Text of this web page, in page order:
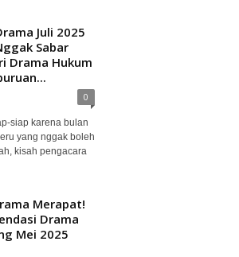
Juli 2025
Sabar
Drama Hukum
0
siap karena bulan
yang nggak boleh
kisah pengacara
Merapat!
Drama
Mei 2025